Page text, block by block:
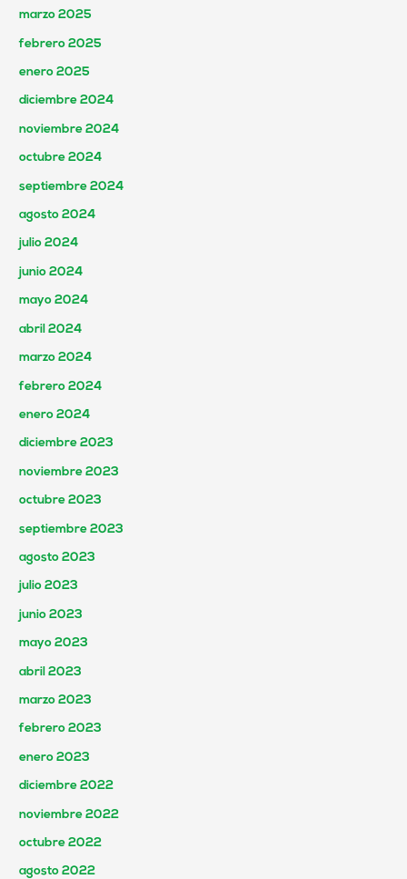
marzo 2025
febrero 2025
enero 2025
diciembre 2024
noviembre 2024
octubre 2024
septiembre 2024
agosto 2024
julio 2024
junio 2024
mayo 2024
abril 2024
marzo 2024
febrero 2024
enero 2024
diciembre 2023
noviembre 2023
octubre 2023
septiembre 2023
agosto 2023
julio 2023
junio 2023
mayo 2023
abril 2023
marzo 2023
febrero 2023
enero 2023
diciembre 2022
noviembre 2022
octubre 2022
agosto 2022